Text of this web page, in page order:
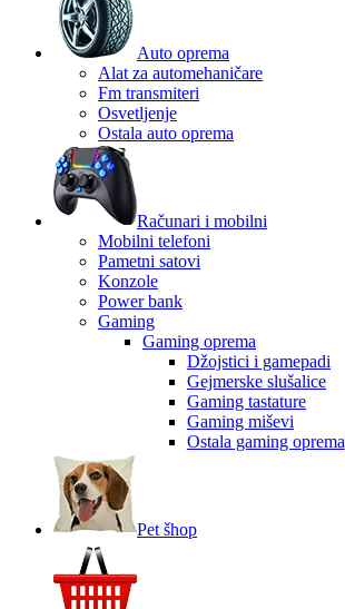
Auto oprema
Alat za automehaničare
Fm transmiteri
Osvetljenje
Ostala auto oprema
Računari i mobilni
Mobilni telefoni
Pametni satovi
Konzole
Power bank
Gaming
Gaming oprema
Džojstici i gamepadi
Gejmerske slušalice
Gaming tastature
Gaming miševi
Ostala gaming oprema
Pet šhop